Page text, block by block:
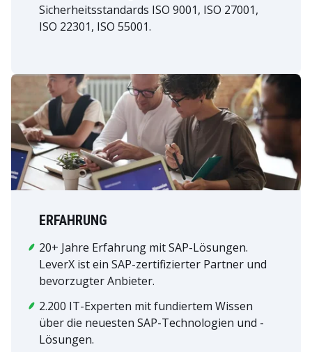
Sicherheitsstandards ISO 9001, ISO 27001,
ISO 22301, ISO 55001.
ERFAHRUNG
20+ Jahre Erfahrung mit SAP-Lösungen.
LeverX ist ein SAP-zertifizierter Partner und
bevorzugter Anbieter.
2.200 IT-Experten mit fundiertem Wissen
über die neuesten SAP-Technologien und -
Lösungen.